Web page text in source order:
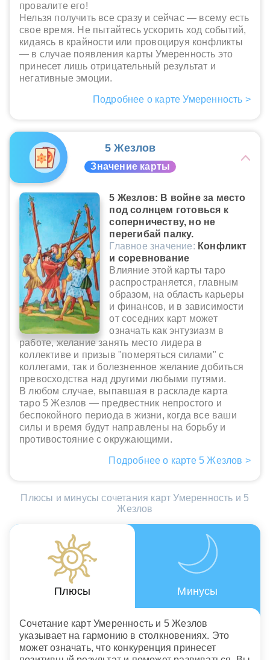
провалите его!
Нельзя получить все сразу и сейчас — всему есть
свое время. Не пытайтесь ускорить ход событий,
кидаясь в крайности или провоцируя конфликты
— в случае появления карты Умеренность это
принесет лишь отрицательный результат и
негативные эмоции.
Подробнее о карте Умеренность >
5 Жезлов
Значение карты
5 Жезлов: В войне за место
под солнцем готовься к
соперничеству, но не
перегибай палку.
Главное значение: Конфликт
и соревнование
Влияние этой карты таро
распространяется, главным
образом, на область карьеры
и финансов, и в зависимости
от соседних карт может
означать как энтузиазм в
работе, желание занять место лидера в
коллективе и призыв "померяться силами" с
коллегами, так и болезненное желание добиться
превосходства над другими любыми путями.
В любом случае, выпавшая в раскладе карта
таро 5 Жезлов — предвестник непростого и
беспокойного периода в жизни, когда все ваши
силы и время будут направлены на борьбу и
противостояние с окружающими.
Подробнее о карте 5 Жезлов >
Плюсы и минусы сочетания карт Умеренность и 5
Жезлов
Плюсы Минусы
Сочетание карт Умеренность и 5 Жезлов
указывает на гармонию в столкновениях. Это
может означать, что конкуренция принесет